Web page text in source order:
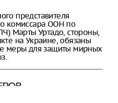
представителя
комиссара ООН по
Марты Уртадо, стороны,
на Украине, обязаны
меры для защиты мирных